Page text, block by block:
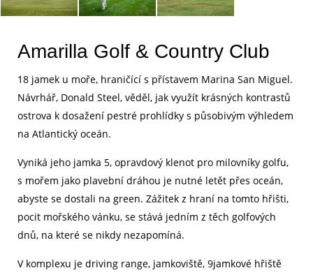
Amarilla Golf & Country Club
18 jamek u moře, hraničící s přístavem Marina San Miguel.
Návrhář, Donald Steel, věděl, jak využít krásných kontrastů
ostrova k dosažení pestré prohlídky s působivým výhledem
na Atlantický oceán.
Vyniká jeho jamka 5, opravdový klenot pro milovníky golfu,
s mořem jako plavební dráhou je nutné letět přes oceán,
abyste se dostali na green. Zážitek z hraní na tomto hřišti,
pocit mořského vánku, se stává jedním z těch golfových
dnů, na které se nikdy nezapomíná.
V komplexu je driving range, jamkoviště, 9jamkové hřiště